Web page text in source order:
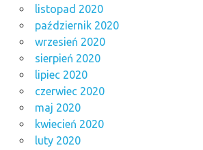
listopad 2020
październik 2020
wrzesień 2020
sierpień 2020
lipiec 2020
czerwiec 2020
maj 2020
kwiecień 2020
luty 2020